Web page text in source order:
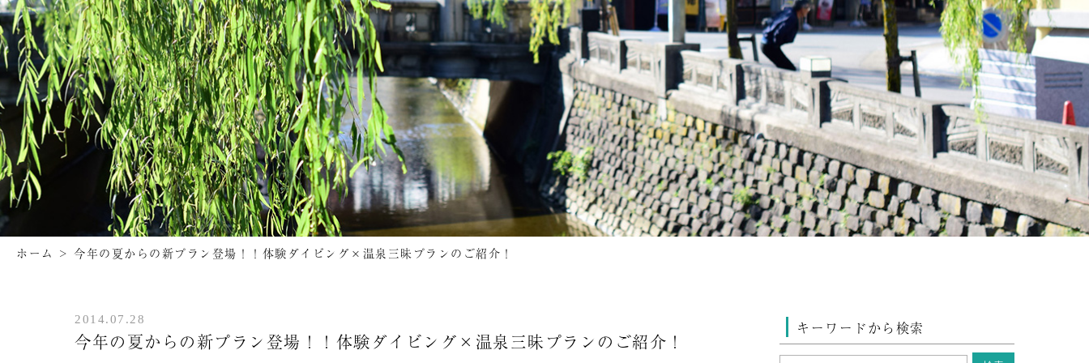
ホーム > 今年の夏からの新プラン登場！！体験ダイビング×温泉三昧プランのご紹介！
2014.07.28
今年の夏からの新プラン登場！！体験ダイビング×温泉三昧プランのご紹介！
キーワードから検索